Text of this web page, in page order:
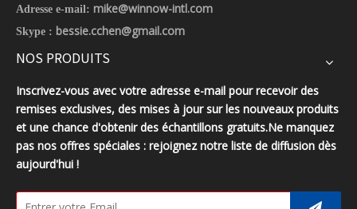
Adresse e-mail: mike@winnow-intl.com
Skype : bessie.cchen@gmail.com
NOS PRODUITS
Inscrivez-vous avec votre adresse e-mail pour recevoir des
remises exclusives, des mises à jour sur les nouveaux produits
et une chance d'obtenir des échantillons gratuits.Ne manquez
pas nos offres spéciales : rejoignez notre liste de diffusion dès
aujourd'hui !